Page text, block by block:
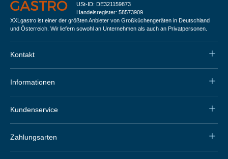
USt-ID: DE321159873
Handelsregister: 58573909
XXLgastro ist einer der größten Anbieter von Großküchengeräten in Deutschland
und Österreich. Wir liefern sowohl an Unternehmen als auch an Privatpersonen.
Kontakt
Informationen
Kundenservice
Zahlungsarten